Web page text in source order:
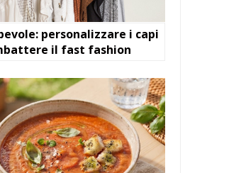
personalizzare i capi
il fast fashion